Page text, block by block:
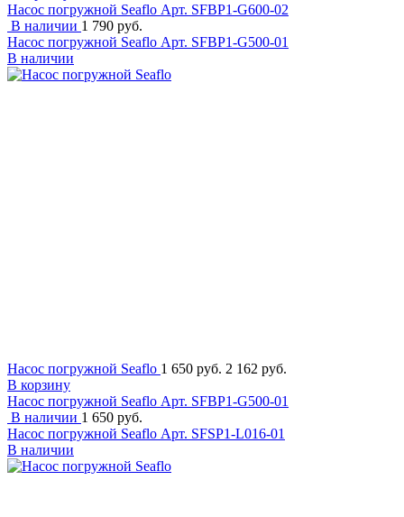
Насос погружной Seaflo Арт. SFBP1-G600-02
В наличии 1 790 руб.
Насос погружной Seaflo Арт. SFBP1-G500-01
В наличии
Насос погружной Seaflo 1 650 руб. 2 162 руб.
В корзину
Насос погружной Seaflo Арт. SFBP1-G500-01
В наличии 1 650 руб.
Насос погружной Seaflo Арт. SFSP1-L016-01
В наличии